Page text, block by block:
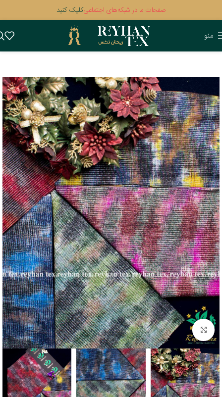
صفحات ما در شبکه‌های اجتماعیکلیک کنید
منو
برای بزرگنمایی کلیک کنید